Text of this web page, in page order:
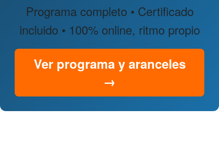
Programa completo • Certificado
incluido • 100% online, ritmo propio
Ver programa y aranceles
→